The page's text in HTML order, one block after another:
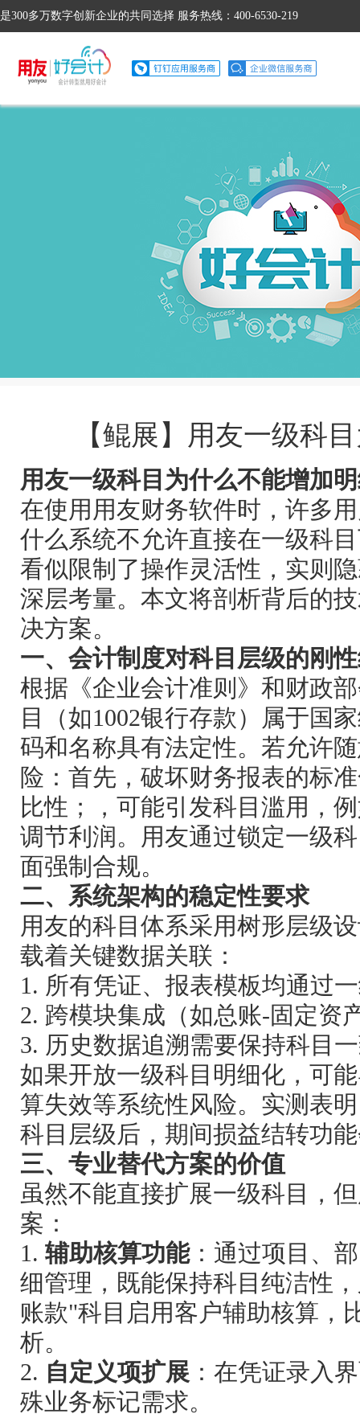
是300多万数字创新企业的共同选择 服务热线：400-6530-219
【鲲展】用友一级科
用友一级科目为什么不能增加
在使用用友财务软件时，许多
什么系统不允许直接在一级科
看似限制了操作灵活性，实则
深层考量。本文将剖析背后的
决方案。
一、会计制度对科目层级的刚
根据《企业会计准则》和财政
目（如1002银行存款）属于国
码和名称具有法定性。若允许
险：首先，破坏财务报表的标
比性；，可能引发科目滥用，
调节利润。用友通过锁定一级
面强制合规。
二、系统架构的稳定性要求
用友的科目体系采用树形层级
载着关键数据关联：
1. 所有凭证、报表模板均通过
2. 跨模块集成（如总账-固定资
3. 历史数据追溯需要保持科目
如果开放一级科目明细化，可
算失效等系统性风险。实测表
科目层级后，期间损益结转功
三、专业替代方案的价值
虽然不能直接扩展一级科目，
案：
1. 辅助核算功能：通过项目、
细管理，既能保持科目纯洁性
账款"科目启用客户辅助核算，
析。
2. 自定义项扩展 ：在凭证录入
殊业务标记需求。